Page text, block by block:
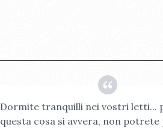
Dormite tranquilli nei vostri letti...
questa cosa si avvera, non potrete